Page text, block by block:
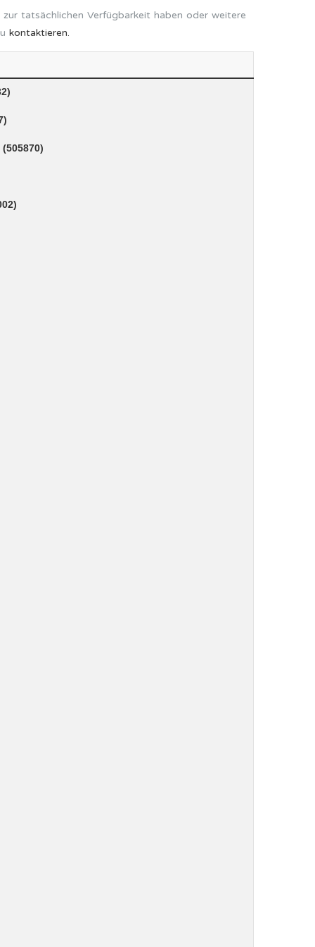
tatsächlichen Verfügbarkeit haben oder weitere
kontaktieren.